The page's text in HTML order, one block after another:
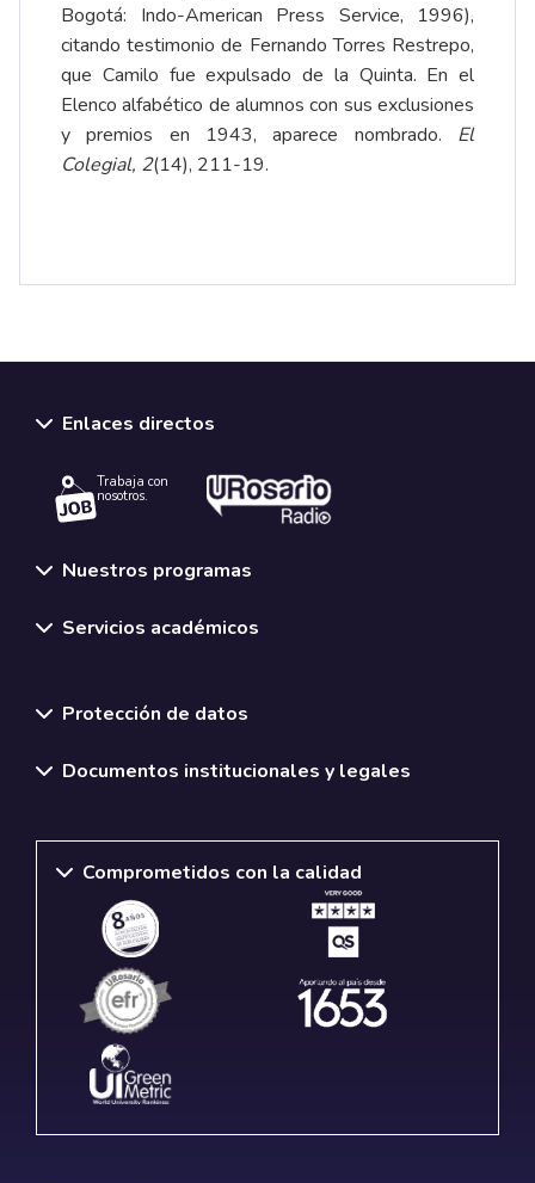
Bogotá: Indo-American Press Service, 1996),
citando testimonio de Fernando Torres Restrepo,
que Camilo fue expulsado de la Quinta. En el
Elenco alfabético de alumnos con sus exclusiones
y premios en 1943, aparece nombrado. El
Colegial, 2(14), 211-19.
Enlaces directos
Trabaja con
nosotros.
Nuestros programas
Servicios académicos
Protección de datos
Documentos institucionales y legales
Comprometidos con la calidad